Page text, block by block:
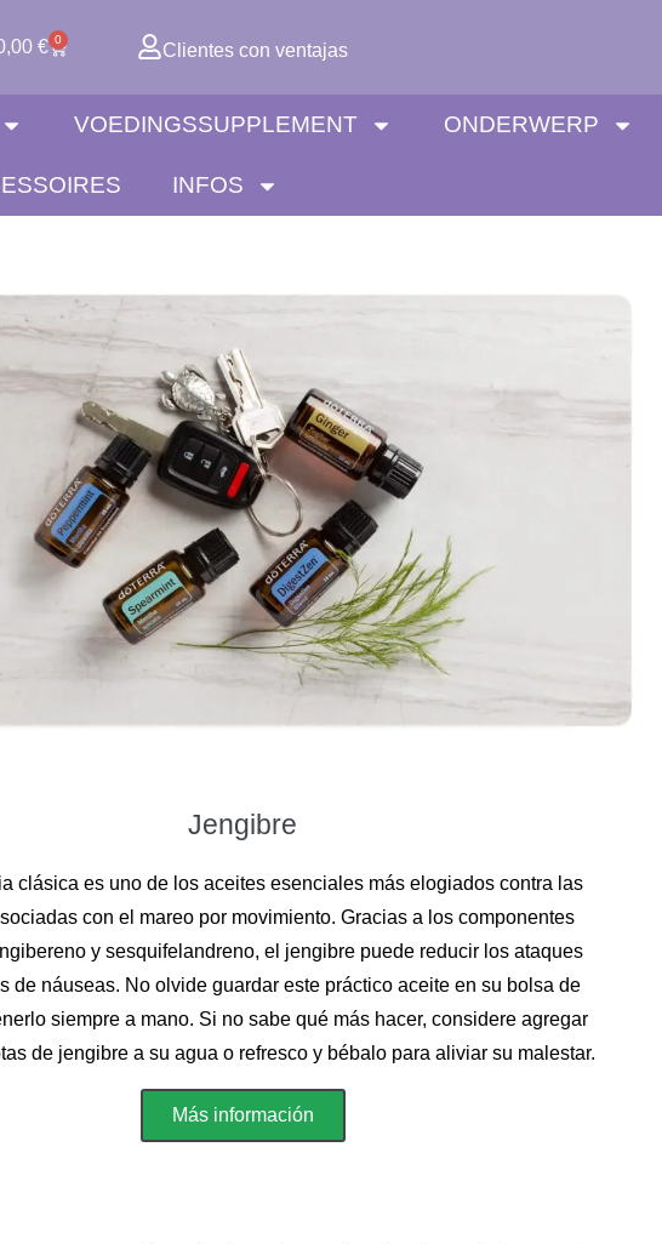
€ 0
Carrito Clientes con ventajas
VOEDINGSSUPPLEMENT ONDERWERP
INFOS
Jengibre
clásica es uno de los aceites esenciales más elogiados contra las
con el mareo por movimiento. Gracias a los componentes
y sesquifelandreno, el jengibre puede reducir los ataques
de náuseas. No olvide guardar este práctico aceite en su bolsa de
siempre a mano. Si no sabe qué más hacer, considere agregar
de jengibre a su agua o refresco y bébalo para aliviar su malestar.
Más información